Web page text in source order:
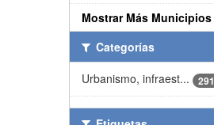
Mostrar Más Municipios
Categorías
Urbanismo, infraest...
291